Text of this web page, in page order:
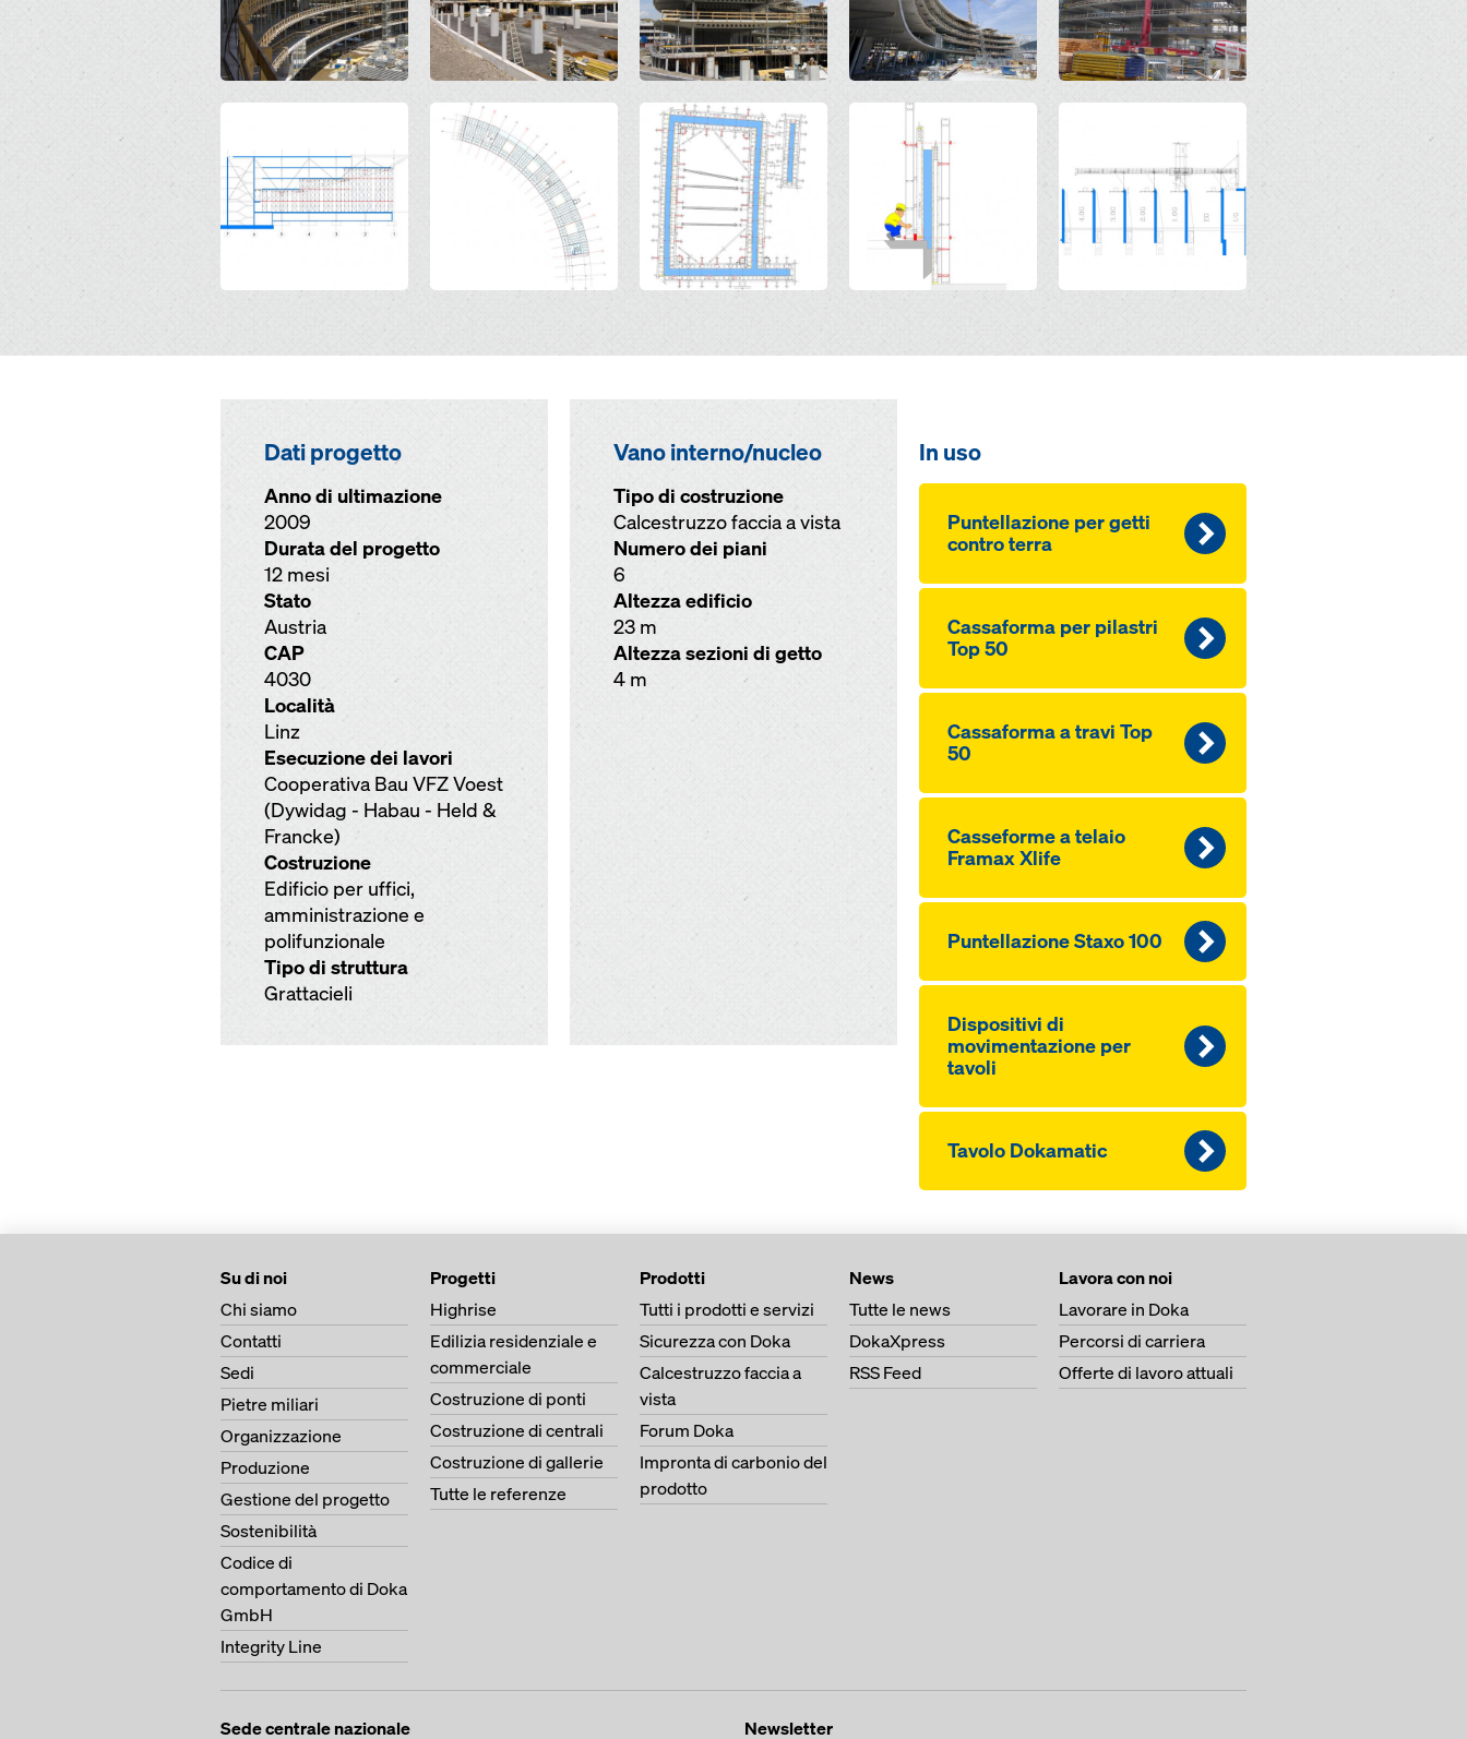
Open Open Open
Dati progetto
Anno di ultimazione
2009
Durata del progetto
12 mesi
Stato
Austria
CAP
4030
Località
Linz
Esecuzione dei lavori
Cooperativa Bau VFZ Voest
(Dywidag - Habau - Held &
Francke)
Costruzione
Edificio per uffici,
amministrazione e
polifunzionale
Tipo di struttura
Grattacieli
Vano interno/nucleo
Tipo di costruzione
Calcestruzzo faccia a vista
Numero dei piani
6
Altezza edificio
23 m
Altezza sezioni di getto
4 m
In uso
Puntellazione per getti
contro terra
Cas­saforma per pilastri
Top 50
Cas­saforma a travi Top
50
Cas­seforme a tela­io
Framax Xlife
Puntellazione Staxo 100
Dispositivi di
movimentazione per
tavoli
Tavolo Dokamatic
Su di noi
Chi siamo
Contatti
Sedi
Pietre miliari
Organizzazione
Produzione
Gestione del progetto
Sostenibilità
Codice di
comportamento di Doka
GmbH
Integrity Line
Progetti
Highrise
Edilizia residenziale e
commerciale
Costruzione di ponti
Costruzione di centrali
Costruzione di gallerie
Tutte le referenze
Prodotti
Tutti i prodotti e servizi
Sicurezza con Doka
Calcestruzzo faccia a
vista
Forum Doka
Impronta di carbonio del
prodotto
News
Tutte le news
DokaXpress
RSS Feed
Lavora con noi
Lavorare in Doka
Percorsi di carriera
Offerte di lavoro attuali
Sede centrale nazionale Newsletter